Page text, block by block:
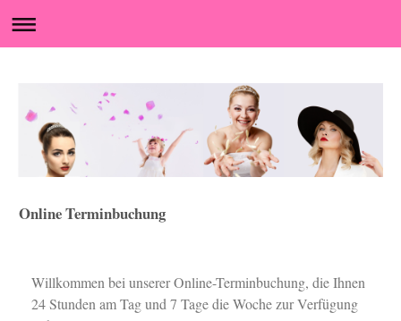
Online Terminbuchung